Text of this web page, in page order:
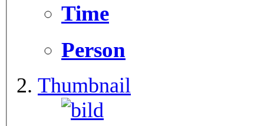
Time
Person
Thumbnail